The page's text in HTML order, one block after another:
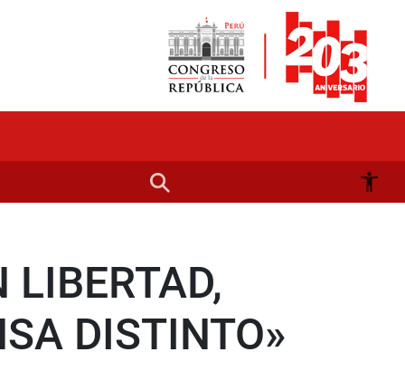
LIBERTAD,
DISTINTO»